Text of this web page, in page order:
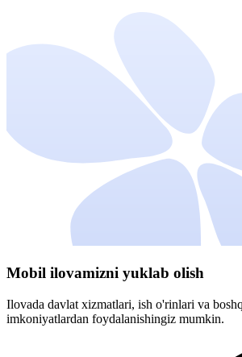
Mobil ilovamizni yuklab olish
Ilovada davlat xizmatlari, ish o'rinlari va
imkoniyatlardan foydalanishingiz mumkin.